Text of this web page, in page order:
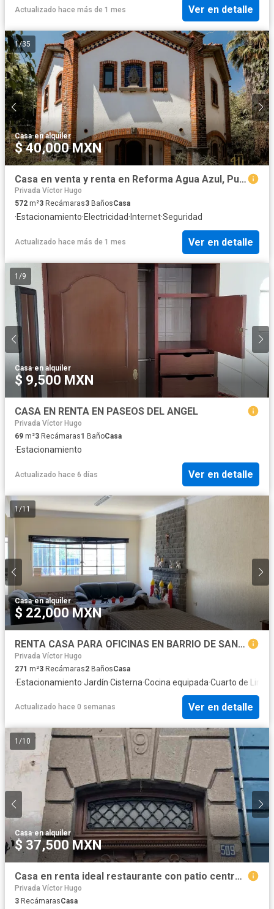
Actualizado hace más de 1 mes Ver en detalle
1/35
Casa·en alquiler
$ 40,000 MXN
Casa en venta y renta en Reforma Agua Azul, Puebla
Privada Víctor Hugo
572 m²3 Recámaras3 BañosCasa
·Estacionamiento·Electricidad· Internet·Seguridad
Actualizado hace más de 1 mes Ver en detalle
1 /9
Casa·en alquiler
$ 9,500 MXN
CASA EN RENTA EN PASEOS DEL ANGEL
Privada Víctor Hugo
69 m²3 Recámaras1 BañoCasa
·Estacionamiento
Actualizado hace 6 días Ver en detalle
1/11
Casa·en alquiler
$ 22,000 MXN
RENTA CASA PARA OFICINAS EN BARRIO DE SANTIAGO
Privada Víctor Hugo
271 m²3 Recámaras2 BañosCasa
·Estacionamiento·Jardín·Cisterna·Cocina equipada·Cuarto de
Actualizado hace 0 semanas Ver en detalle
1 /10
Casa·en alquiler
$ 37,500 MXN
Casa en renta ideal restaurante con patio central, 13 pte, col. Centro, Puebla.
Privada Víctor Hugo
3 RecámarasCasa